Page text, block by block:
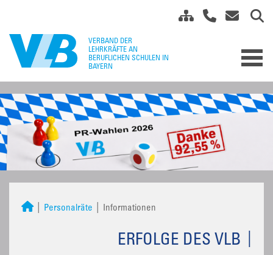
Personalräte Informationen
ERFOLGE DES VLB